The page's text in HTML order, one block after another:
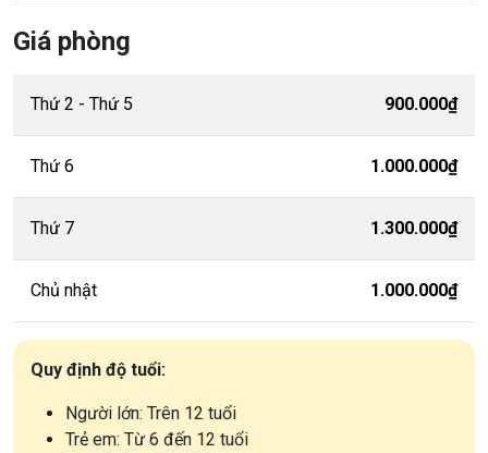
Giá phòng
Thứ 2 - Thứ 5 900.000₫
Thứ 6 1.000.000₫
Thứ 7 1.300.000₫
Chủ nhật 1.000.000₫
Quy định độ tuổi:
Người lớn: Trên 12 tuổi
Trẻ em: Từ 6 đến 12 tuổi